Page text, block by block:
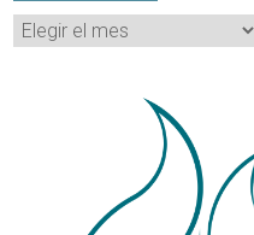
Archivos